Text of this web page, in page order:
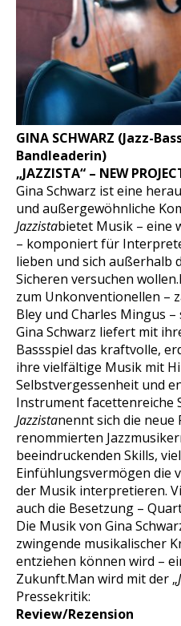
GINA SCHWARZ (Jazz-
Bandleaderin)
„JAZZISTA“ – NEW
Gina Schwarz ist eine
und außergewöhnliche
Jazzistabietet Musik – eine
– komponiert für
lieben und sich außerhalb
Sicheren versuchen
zum Unkonventionellen –
Bley und Charles Mingus –
Gina Schwarz liefert mit
Bassspiel das kraftvolle,
ihre vielfältige Musik mit
Selbstvergessenheit und
Instrument facettenreiche
Jazzistanennt sich die neue
renommierten
beeindruckenden Skills,
Einfühlungsvermögen die
der Musik interpretieren.
auch die Besetzung –
Die Musik von Gina
zwingende musikalischer
entziehen können wird –
Zukunft.Man wird mit der „
Pressekritik:
Review/Rezension